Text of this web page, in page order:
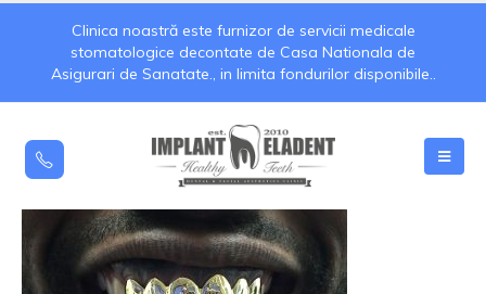
Clinica noastră este furnizor de servicii medicale
stomatologice decontate de Casa Nationala de
Asigurari de Sanatate., in limita fondurilor disponibile..